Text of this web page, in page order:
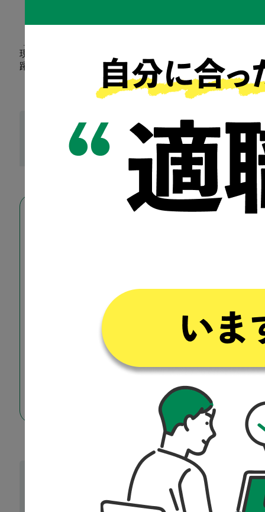
現。ジェネラリストから専門職まで多様な職種で活
躍しています。
大手・外資・非営利団
体など、
多様な就職先
ンサルティング/イグニション・ポイント/セー
ルスフォース・ドットコム/PwC Japan/アマゾン
ウェブ サービス ジャパン/佐川急便/近畿日本ツ
ーリスト/日本通運/早稲田アカデミー/三菱HCキ
ャピタル/日立ソリューションズ/野村不動産ソ
リューションズ/中央日本土地建物/朝日生命保
険/テプコ・ソリューションズ・アドバンス/デ
業種別就職先